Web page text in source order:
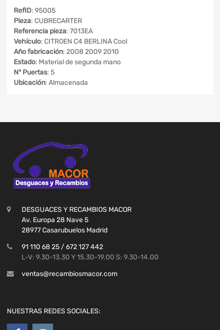
RefID: 95005
Pieza: CUBRECARTER
Referencia pieza: 7013EA
Vehículo: CITROEN C4 BERLINA Cool
Año fabricación: 2008 2009 2010
Estado: Material de segunda mano
Nº Puertas: 5
Ubicación: Almacenada
DESGUACES Y RECAMBIOS MACOR
Av. Europa 28 Nave 5
28977 Casarubuelos Madrid
91 110 68 25 / 672 127 442
L-V: 9.30-13.30 Y 15.30-19.00 S: 9.30-14.00
ventas@recambiosmacor.com
NUESTRAS REDES SOCIALES: